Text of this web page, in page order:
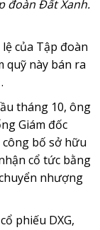
đoàn Đất Xanh.
của Tập đoàn
quỹ này bán ra
tháng 10, ông
Giám đốc
công bố sở hữu
cổ tức bằng
nhượng
phiếu DXG,